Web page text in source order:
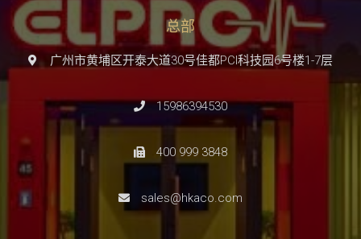
总部
广州市黄埔区开泰大道30号佳都PCI科技园6号楼1-7层
15986394530
400 999 3848
sales@hkaco.com